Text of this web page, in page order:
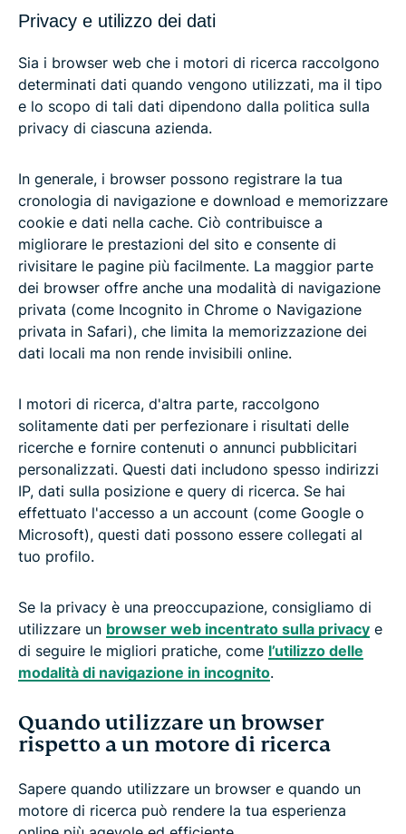
Privacy e utilizzo dei dati
Sia i browser web che i motori di ricerca raccolgono
determinati dati quando vengono utilizzati, ma il tipo
e lo scopo di tali dati dipendono dalla politica sulla
privacy di ciascuna azienda.
In generale, i browser possono registrare la tua
cronologia di navigazione e download e memorizzare
cookie e dati nella cache. Ciò contribuisce a
migliorare le prestazioni del sito e consente di
rivisitare le pagine più facilmente. La maggior parte
dei browser offre anche una modalità di navigazione
privata (come Incognito in Chrome o Navigazione
privata in Safari), che limita la memorizzazione dei
dati locali ma non rende invisibili online.
I motori di ricerca, d'altra parte, raccolgono
solitamente dati per perfezionare i risultati delle
ricerche e fornire contenuti o annunci pubblicitari
personalizzati. Questi dati includono spesso indirizzi
IP, dati sulla posizione e query di ricerca. Se hai
effettuato l'accesso a un account (come Google o
Microsoft), questi dati possono essere collegati al
tuo profilo.
Se la privacy è una preoccupazione, consigliamo di
utilizzare un browser web incentrato sulla privacy e
di seguire le migliori pratiche, come l’utilizzo delle
modalità di navigazione in incognito.
Quando utilizzare un browser
rispetto a un motore di ricerca
Sapere quando utilizzare un browser e quando un
motore di ricerca può rendere la tua esperienza